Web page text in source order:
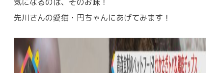
気になるのは、そのお味！
先川さんの愛猫・円ちゃんにあげてみます！